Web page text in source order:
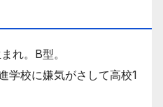
れ。B型。
学校に嫌気がさして高校1